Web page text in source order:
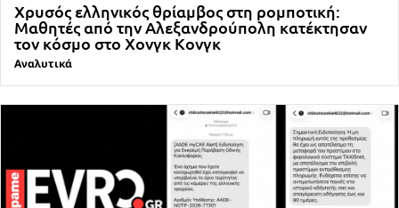
Χρυσός ελληνικός θρίαμβος στη ρομποτική:
Μαθητές από την Αλεξανδρούπολη κατέκτησαν
τον κόσμο στο Χονγκ Κονγκ
Αναλυτικά